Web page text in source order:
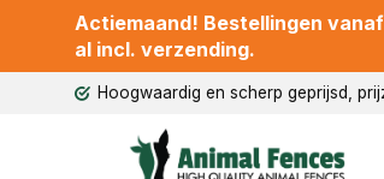
Actiemaand! Bestellingen
al incl. verzending.
Hoogwaardig en scherp geprijsd,